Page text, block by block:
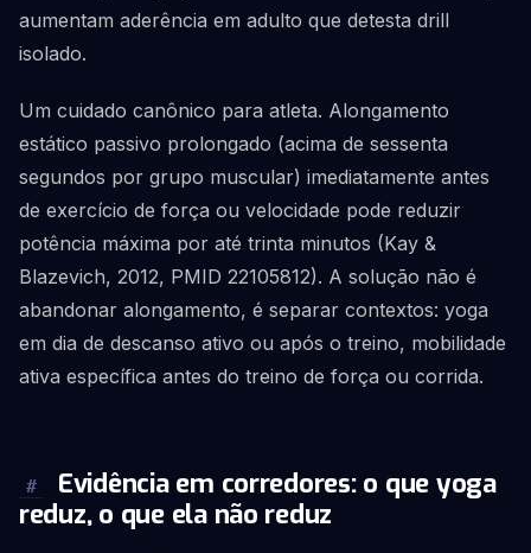
aumentam aderência em adulto que detesta drill
isolado.
Um cuidado canônico para atleta. Alongamento
estático passivo prolongado (acima de sessenta
segundos por grupo muscular) imediatamente antes
de exercício de força ou velocidade pode reduzir
potência máxima por até trinta minutos (Kay &
Blazevich, 2012, PMID 22105812). A solução não é
abandonar alongamento, é separar contextos: yoga
em dia de descanso ativo ou após o treino, mobilidade
ativa específica antes do treino de força ou corrida.
#
Evidência em corredores: o que yoga
reduz, o que ela não reduz